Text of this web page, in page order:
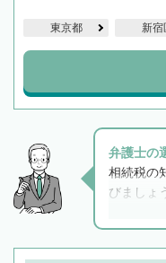
東京都 新宿
弁護士の
相続税の
びましょ
と他士
解決のみ
できます